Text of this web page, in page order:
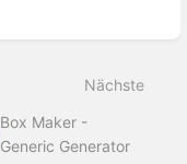
Nächste
Box Maker -
Generic Generator